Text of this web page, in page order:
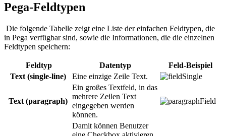
Pega-Feldtypen
Die folgende Tabelle zeigt eine Liste der einfachen Feldtypen, die
in Pega verfügbar sind, sowie die Informationen, die die einzelnen
Feldtypen speichern:
Feldtyp Datentyp
Feld-Beispiel
Text (single-line)
Eine einzige Zeile Text.
Text (paragraph)
Ein großes Textfeld, in das
mehrere Zeilen Text
eingegeben werden
können.
Damit können Benutzer